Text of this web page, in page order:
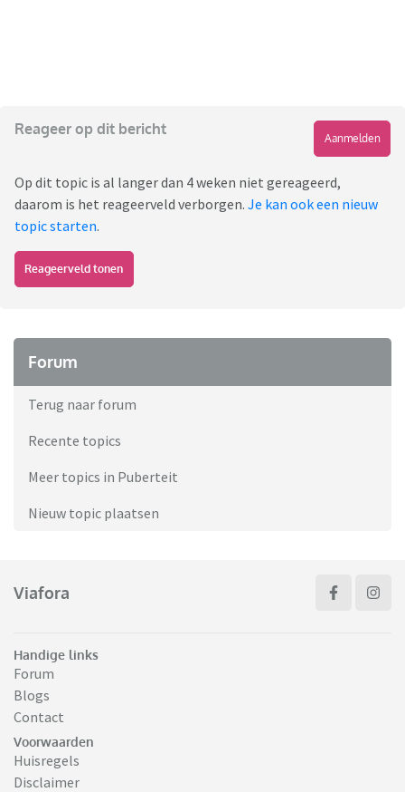
Reageer op dit bericht
Aanmelden
Op dit topic is al langer dan 4 weken niet gereageerd,
daarom is het reageerveld verborgen. Je kan ook een nieuw
topic starten.
Reageerveld tonen
Forum
Terug naar forum
Recente topics
Meer topics in Puberteit
Nieuw topic plaatsen
Viafora
Handige links
Forum
Blogs
Contact
Voorwaarden
Huisregels
Disclaimer